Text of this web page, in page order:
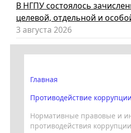
В НГПУ состоялось
целевой, отдельной и
3 августа 2026
Главная
Противодействие коррупции
Нормативные правовые и
противодействия коррупции